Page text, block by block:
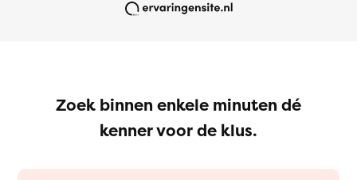
Zoek binnen enkele minuten dé
kenner voor de klus.